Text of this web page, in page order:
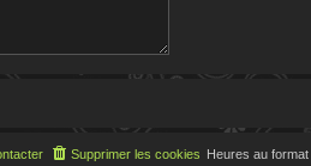
Heures au format
Supprimer les cookies